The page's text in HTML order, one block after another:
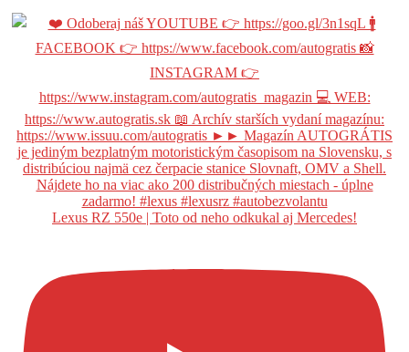
Lexus RZ 550e | Toto od neho odkukal aj Mercedes!